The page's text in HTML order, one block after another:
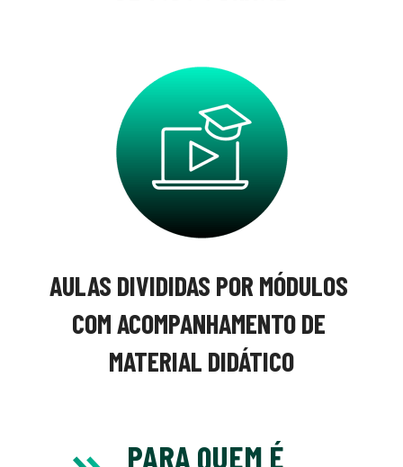
PARA QUEM É
AULAS DIVIDIDAS POR MÓDULOS
COM ACOMPANHAMENTO DE
MATERIAL DIDÁTICO